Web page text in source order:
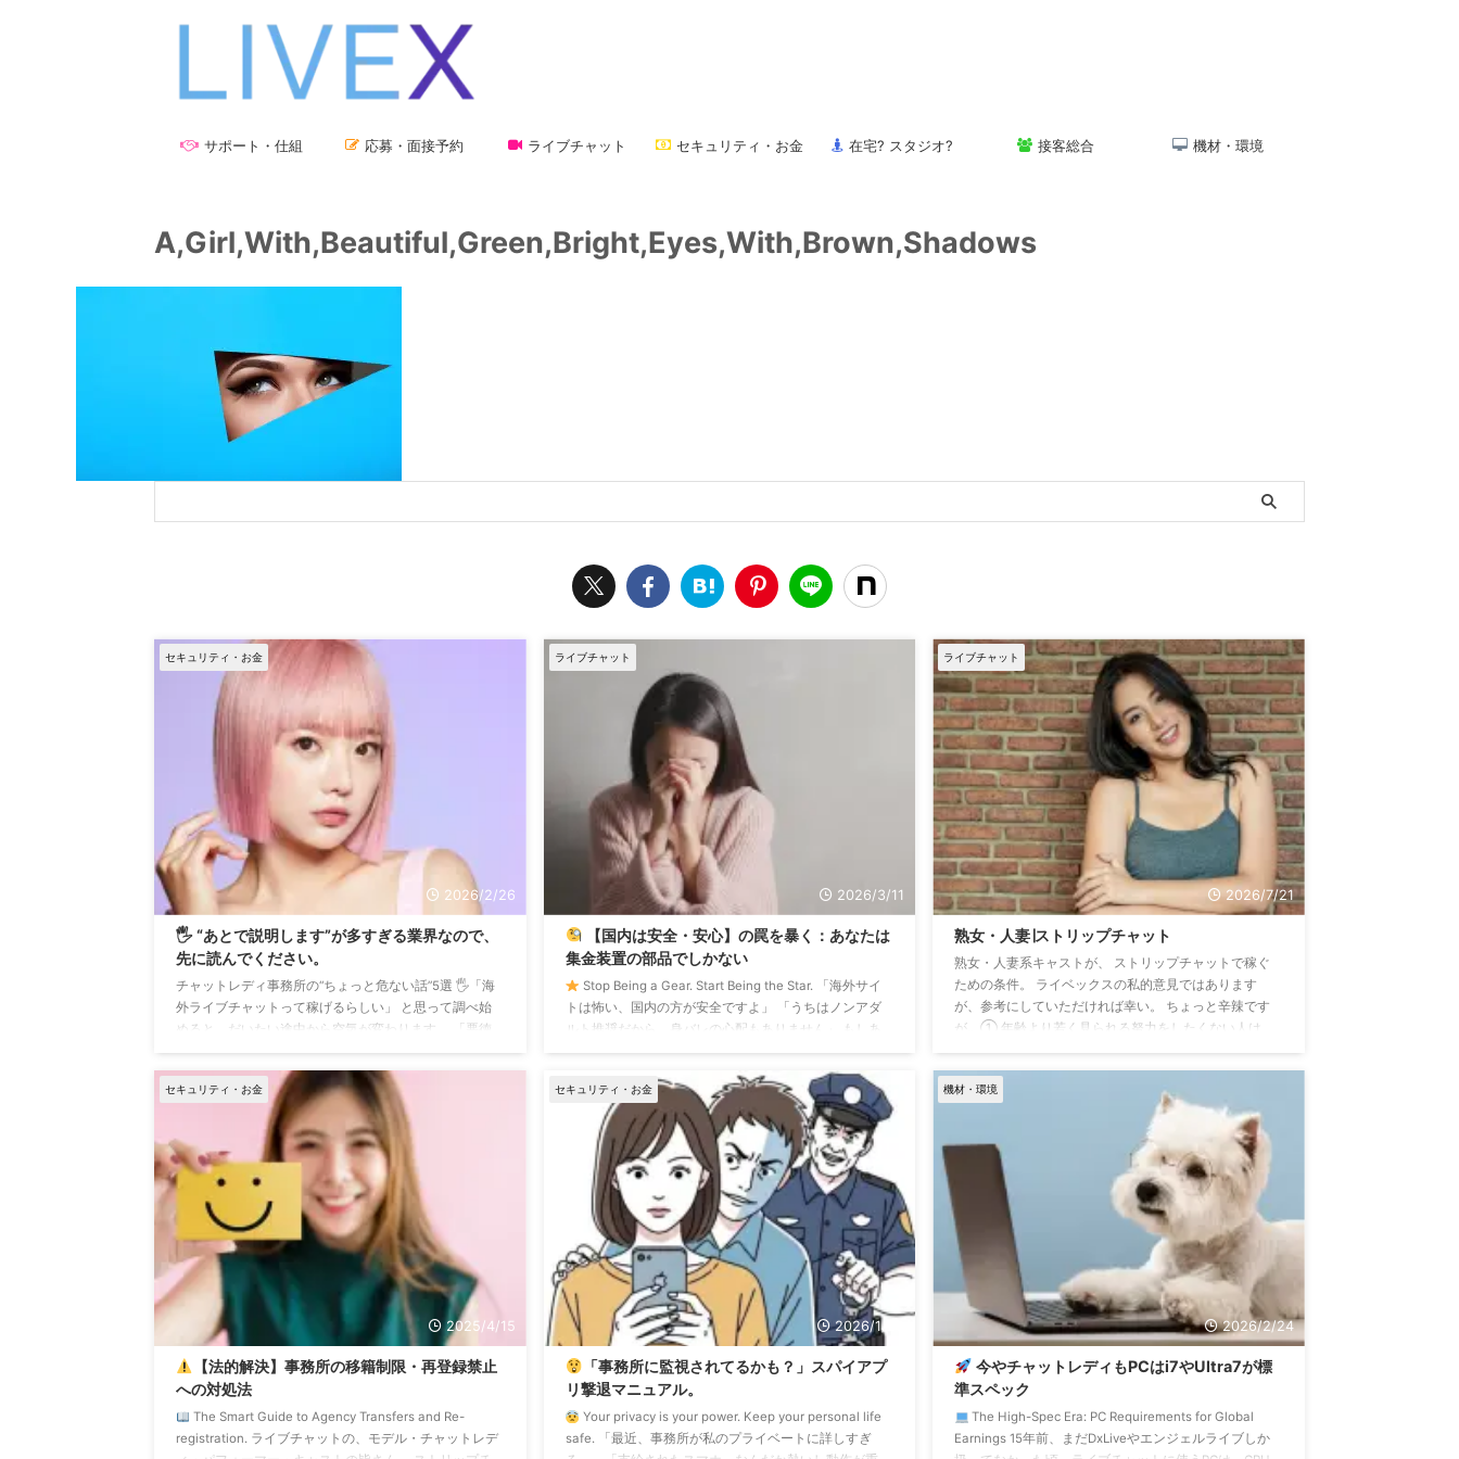
サポート・仕組 応募・面接予約 ライブチャット セキュリティ・お金 在宅? スタジオ? 接客総合 機材・環境
A,Girl,With,Beautiful,Green,Bright,Eyes,With,Brown,Shadows
セキュリティ・お金
2026/2/26
🖐️ “あとで説明します”が多すぎる業界なので、
先に読んでください。
チャットレディ事務所の“ちょっと危ない話”5選 🖐️「海
外ライブチャットって稼げるらしい」 と思って調べ始
めると、だいたい途中から空気が変わります。 「悪徳
「報酬未払い」 急に治安の悪い単語が増えます。 でも
安心してください。 18年この業界を見てきましたが、
危ない業者って、だいたい特徴が似ています。 つま
り、“変な業者あるある”を知っておけば、かなり避けら
れます。 今日はその話です。 1. LINEしか連絡先がない
事務所 こ ...
ライブチャット
2026/3/11
【国内は安全・安心】の罠を暴く：あなたは
集金装置の部品でしかない
Stop Being a Gear. Start Being the Star. 「海外サイ
トは怖い、国内の方が安全ですよ」 「うちはノンアダ
ルト推奨だから、身バレの心配もありません」 もしあ
納得してしまっているなら… 残念ながら、あなたはすで
に彼らの「都合の良い労働力」として囲い込まれていま
す。 彼らが謳う「安全」の正体は、単なる【集客力不
足】です。 客足が少ないなら安全なのはあたりまえ。
彼らが推奨する「ソフト路線」の正体は、【低単価 ...
ライブチャット
2026/7/21
熟女・人妻∣ストリップチャット
熟女・人妻系キャストが、 ストリップチャットで稼ぐ
ための条件。 ライベックスの私的意見ではあります
が、参考にしていただければ幸い。 ちょっと辛辣です
が… ① 年齢より若く見られる努力をしたくない人は、
右 ③ 国内チャットレディのやり方を、そのまま続けた
い人は、まわれ右 ④ 「普通」で勝負したい人は、まわ
れ右 ⑤ 笑顔でユーザーを迎えるのが苦手な人は、まわ
れ右 です。 なぜこんな憎まれ口のようなことを書いた
か? 稼げないで無駄に時間を浪費してほしくないから ...
セキュリティ・お金
2025/4/15
【法的解決】事務所の移籍制限・再登録禁止
への対処法
The Smart Guide to Agency Transfers and Re-
registration. ライブチャットの、モデル・チャットレデ
セキュリティ・お金
2026/1/28
「事務所に監視されてるかも？」スパイアプ
リ撃退マニュアル。
Your privacy is your power. Keep your personal life
safe. 「最近、事務所が私のプライベートに詳しすぎ
機材・環境
2026/2/24
今やチャットレディもPCはi7やUltra7が標
準スペック
The High-Spec Era: PC Requirements for Global
Earnings 15年前、まだDxLiveやエンジェルライブしか